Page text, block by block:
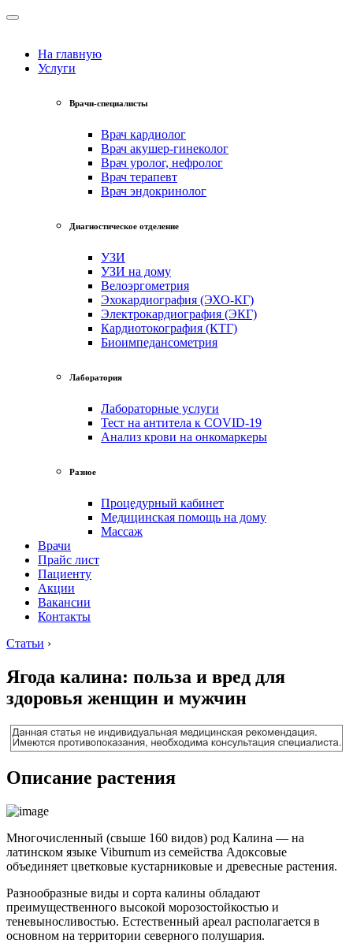
На главную
Услуги
Врачи-специалисты
Врач кардиолог
Врач акушер-гинеколог
Врач уролог, нефролог
Врач терапевт
Врач эндокринолог
Диагностическое отделение
УЗИ
УЗИ на дому
Велоэргометрия
Эхокардиография (ЭХО-КГ)
Электрокардиография (ЭКГ)
Кардиотокография (КТГ)
Биоимпедансометрия
Лаборатория
Лабораторные услуги
Тест на антитела к COVID-19
Анализ крови на онкомаркеры
Разное
Процедурный кабинет
Медицинская помощь на дому
Массаж
Врачи
Прайс лист
Пациенту
Акции
Вакансии
Контакты
Статьи ›
Ягода калина: польза и вред для
здоровья женщин и мужчин
Описание растения
Многочисленный (свыше 160 видов) род Калина — на
латинском языке Viburnum из семейства Адоксовые
объединяет цветковые кустарниковые и древесные растения.
Разнообразные виды и сорта калины обладают
преимущественного высокой морозостойкостью и
теневыносливостью. Естественный ареал располагается в
основном на территории северного полушария.